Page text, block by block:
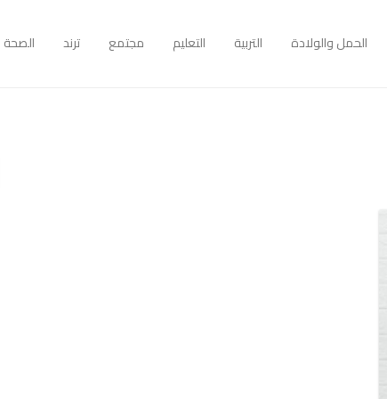
الحمل والولادة التربية التعليم مجتمع ترند الصحة